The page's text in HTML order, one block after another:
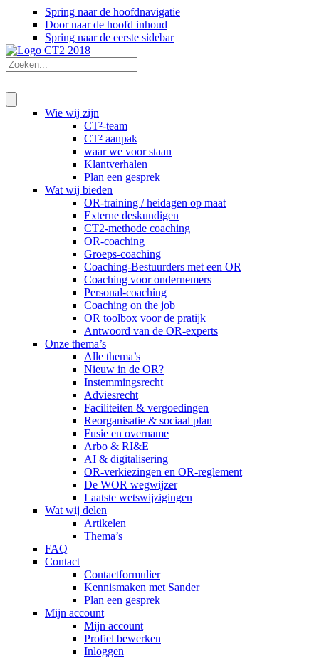
Spring naar de hoofdnavigatie
Door naar de hoofd inhoud
Spring naar de eerste sidebar
Wie wij zijn
CT²-team
CT² aanpak
waar we voor staan
Klantverhalen
Plan een gesprek
Wat wij bieden
OR-training / heidagen op maat
Externe deskundigen
CT2-methode coaching
OR-coaching
Groeps-coaching
Coaching-Bestuurders met een OR
Coaching voor ondernemers
Personal-coaching
Coaching on the job
OR toolbox voor de pratijk
Antwoord van de OR-experts
Onze thema’s
Alle thema’s
Nieuw in de OR?
Instemmingsrecht
Adviesrecht
Faciliteiten & vergoedingen
Reorganisatie & sociaal plan
Fusie en overname
Arbo & RI&E
AI & digitalisering
OR-verkiezingen en OR-reglement
De WOR wegwijzer
Laatste wetswijzigingen
Wat wij delen
Artikelen
Thema’s
FAQ
Contact
Contactformulier
Kennismaken met Sander
Plan een gesprek
Mijn account
Mijn account
Profiel bewerken
Inloggen